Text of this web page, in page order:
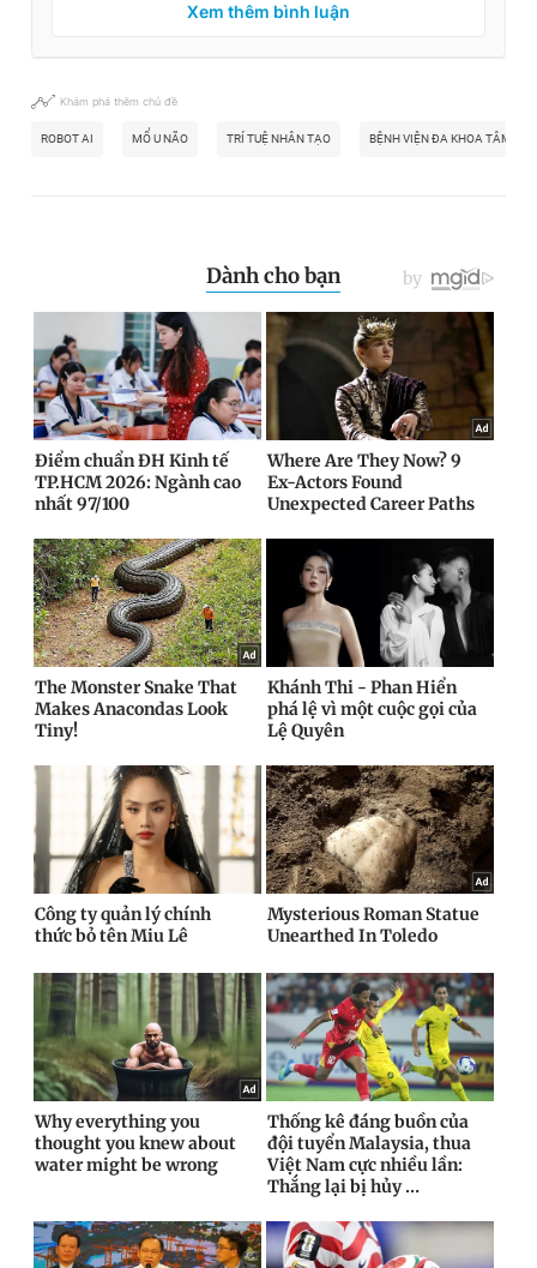
Xem thêm bình luận
Khám phá thêm chủ đề
ROBOT AI MỔ U NÃO TRÍ TUỆ NHÂN TẠO BỆNH VIỆN ĐA KHOA TÂM